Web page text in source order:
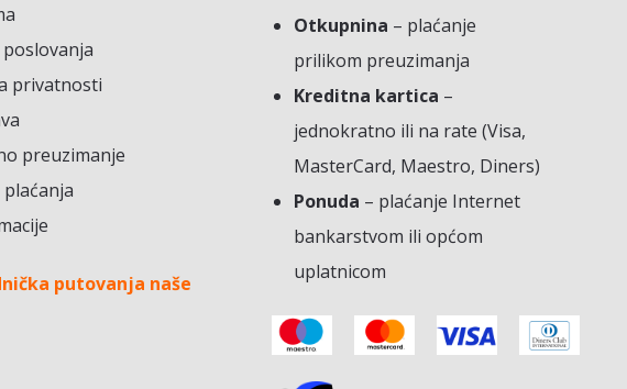
privatnosti
preuzimanje
putovanja naše
Otkupnina – plaćanje
prilikom preuzimanja
Kreditna kartica –
jednokratno ili na rate (Visa,
MasterCard, Maestro, Diners)
Ponuda – plaćanje Internet
bankarstvom ili općom
uplatnicom